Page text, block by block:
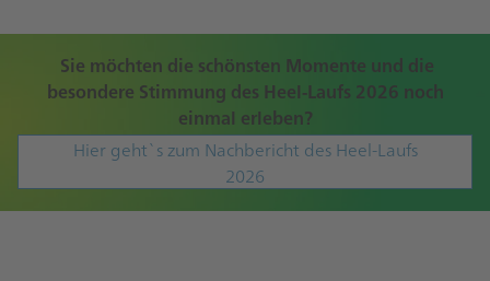
Sie möchten die schönsten Momente und die
besondere Stimmung des Heel-Laufs 2026 noch
einmal erleben?
Hier geht`s zum Nachbericht des Heel-Laufs
2026